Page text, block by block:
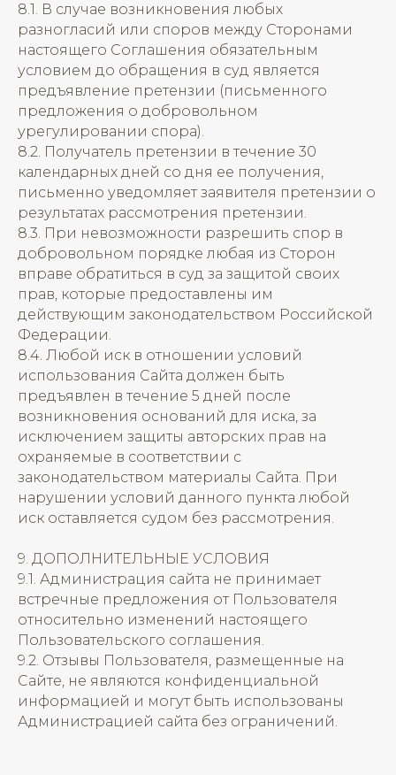
8.1. В случае возникновения любых
разногласий или споров между Сторонами
настоящего Соглашения обязательным
условием до обращения в суд является
предъявление претензии (письменного
предложения о добровольном
урегулировании спора).
8.2. Получатель претензии в течение 30
календарных дней со дня ее получения,
письменно уведомляет заявителя претензии о
результатах рассмотрения претензии.
8.3. При невозможности разрешить спор в
добровольном порядке любая из Сторон
вправе обратиться в суд за защитой своих
прав, которые предоставлены им
действующим законодательством Российской
Федерации.
8.4. Любой иск в отношении условий
использования Сайта должен быть
предъявлен в течение 5 дней после
возникновения оснований для иска, за
исключением защиты авторских прав на
охраняемые в соответствии с
законодательством материалы Сайта. При
нарушении условий данного пункта любой
иск оставляется судом без рассмотрения.
9. ДОПОЛНИТЕЛЬНЫЕ УСЛОВИЯ
9.1. Администрация сайта не принимает
встречные предложения от Пользователя
относительно изменений настоящего
Пользовательского соглашения.
9.2. Отзывы Пользователя, размещенные на
Сайте, не являются конфиденциальной
информацией и могут быть использованы
Администрацией сайта без ограничений.